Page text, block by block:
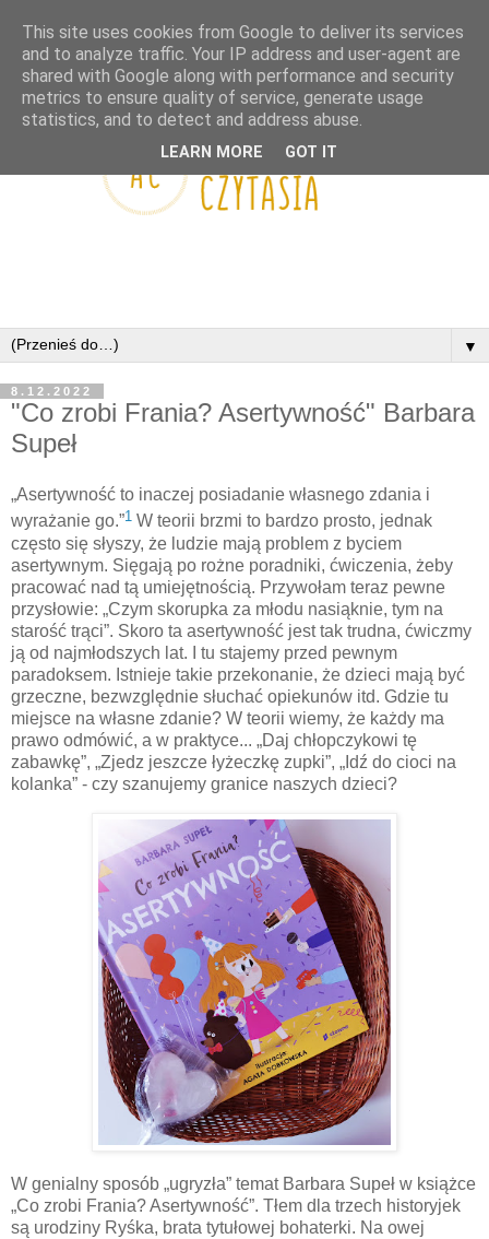
▼
8.12.2022
"Co zrobi Frania? Asertywność" Barbara
Supeł
„Asertywność to inaczej posiadanie własnego zdania i
wyrażanie go.”1 W teorii brzmi to bardzo prosto, jednak
często się słyszy, że ludzie mają problem z byciem
asertywnym. Sięgają po rożne poradniki, ćwiczenia, żeby
pracować nad tą umiejętnością. Przywołam teraz pewne
przysłowie: „Czym skorupka za młodu nasiąknie, tym na
starość trąci”. Skoro ta asertywność jest tak trudna, ćwiczmy
ją od najmłodszych lat. I tu stajemy przed pewnym
paradoksem. Istnieje takie przekonanie, że dzieci mają być
grzeczne, bezwzględnie słuchać opiekunów itd. Gdzie tu
miejsce na własne zdanie? W teorii wiemy, że każdy ma
prawo odmówić, a w praktyce... „Daj chłopczykowi tę
zabawkę”, „Zjedz jeszcze łyżeczkę zupki”, „Idź do cioci na
kolanka” - czy szanujemy granice naszych dzieci?
W genialny sposób „ugryzła” temat Barbara Supeł w książce
„Co zrobi Frania? Asertywność”. Tłem dla trzech historyjek
są urodziny Ryśka, brata tytułowej bohaterki. Na owej
This site uses cookies from Google to deliver its services
and to analyze traffic. Your IP address and user-agent are
shared with Google along with performance and security
metrics to ensure quality of service, generate usage
statistics, and to detect and address abuse.
LEARN MORE GOT IT